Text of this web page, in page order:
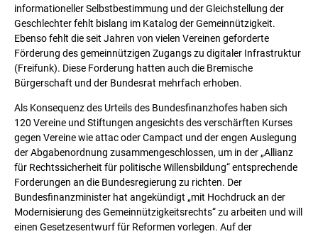
informationeller Selbstbestimmung und der Gleichstellung der
Geschlechter fehlt bislang im Katalog der Gemeinnützigkeit.
Ebenso fehlt die seit Jahren von vielen Vereinen geforderte
Förderung des gemeinnützigen Zugangs zu digitaler Infrastruktur
(Freifunk). Diese Forderung hatten auch die Bremische
Bürgerschaft und der Bundesrat mehrfach erhoben.
Als Konsequenz des Urteils des Bundesfinanzhofes haben sich
120 Vereine und Stiftungen angesichts des verschärften Kurses
gegen Vereine wie attac oder Campact und der engen Auslegung
der Abgabenordnung zusammengeschlossen, um in der „Allianz
für Rechtssicherheit für politische Willensbildung“ entsprechende
Forderungen an die Bundesregierung zu richten. Der
Bundesfinanzminister hat angekündigt „mit Hochdruck an der
Modernisierung des Gemeinnützigkeitsrechts“ zu arbeiten und will
einen Gesetzesentwurf für Reformen vorlegen. Auf der